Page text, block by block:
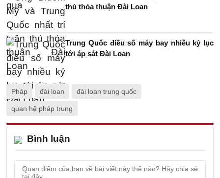
thủ thỏa thuận Đài Loan
Trung Quốc điều số máy bay nhiều kỷ lục
tới áp sát Đài Loan
Pháp đài loan đài loan trung quốc
quan hệ pháp trung
Bình luận